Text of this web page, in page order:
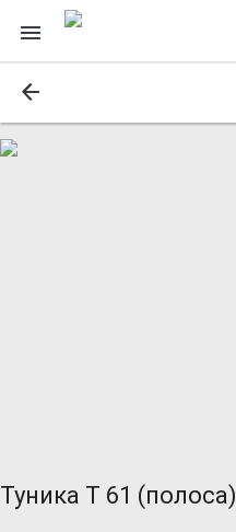
Туника Т 61 (полоса)